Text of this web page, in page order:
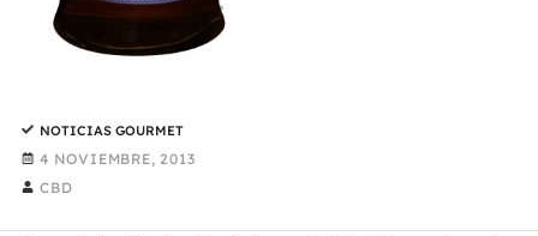
NOTICIAS GOURMET
4 NOVIEMBRE, 2013
CBD